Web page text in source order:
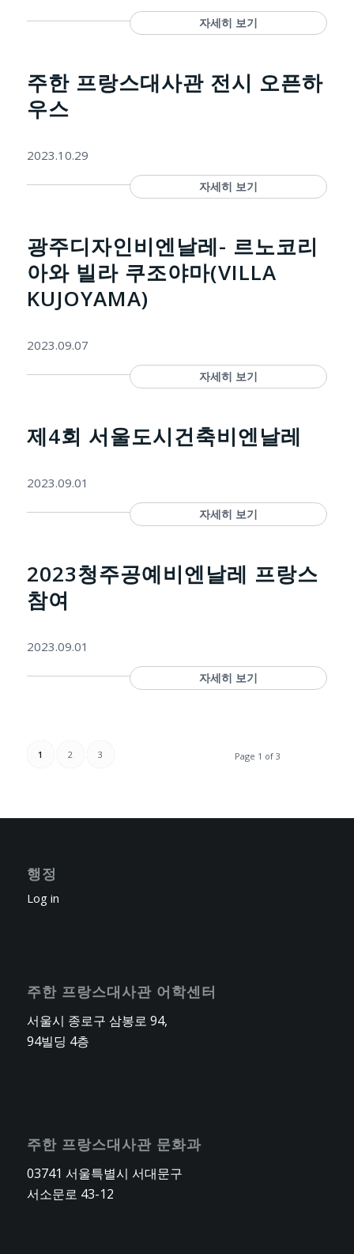
자세히 보기
주한 프랑스대사관 전시 오픈하
우스
2023.10.29
자세히 보기
광주디자인비엔날레- 르노코리
아와 빌라 쿠조야마(VILLA
KUJOYAMA)
2023.09.07
자세히 보기
제4회 서울도시건축비엔날레
2023.09.01
자세히 보기
2023청주공예비엔날레 프랑스
참여
2023.09.01
자세히 보기
Page 1 of 3
1 2 3
행정
Log in
주한 프랑스대사관 어학센터
서울시 종로구 삼봉로 94,
94빌딩 4층
주한 프랑스대사관 문화과
03741 서울특별시 서대문구
서소문로 43-12